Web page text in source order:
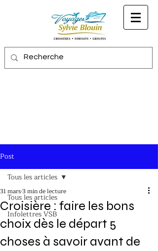
Post
Tous les articles
Infolettres VSB
Tous les articles
Croisière : faire les bons
choix dès le départ 5
choses à savoir avant de
31 mars3 min de lecture